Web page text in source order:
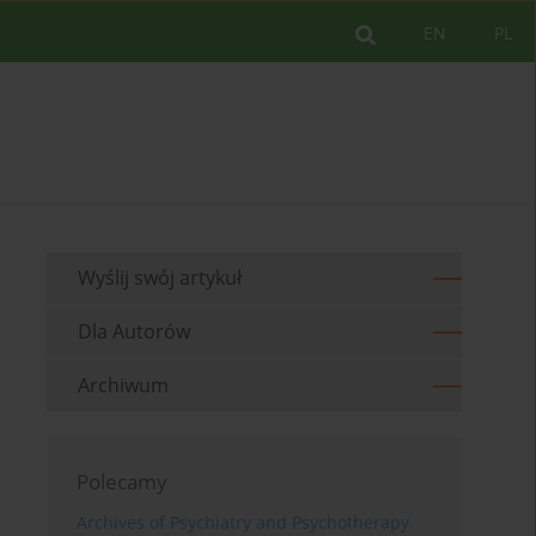
PL
EN
Wyślij swój artykuł
Dla Autorów
Archiwum
Polecamy
Archives of Psychiatry and Psychotherapy